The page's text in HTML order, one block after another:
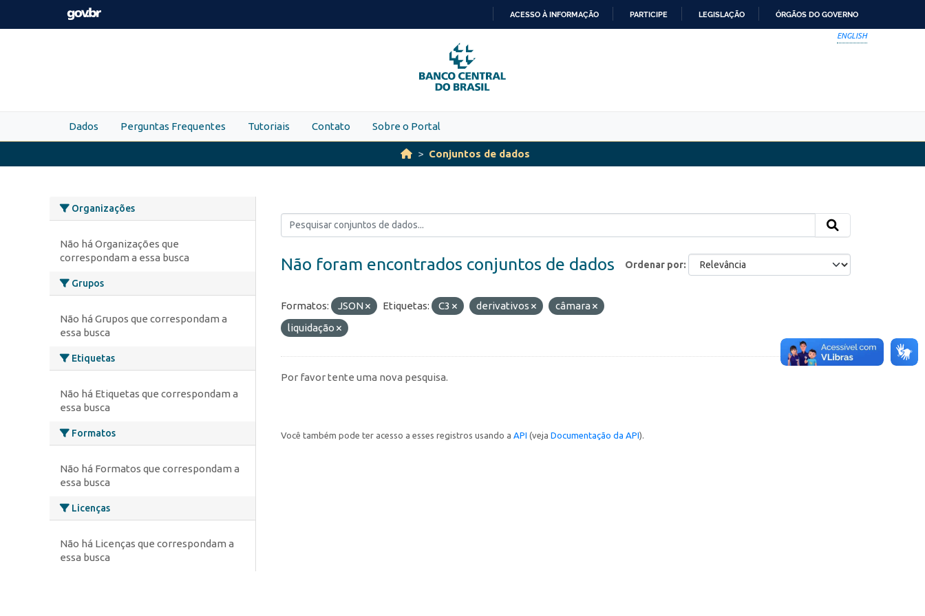
Skip to main content
PARA
O
CONTEÚDO
ACESSO À INFORMAÇÃO PARTICIPE LEGISLAÇÃO ÓRGÃOS DO GOVERNO
ENGLISH
Dados Perguntas Frequentes Tutoriais Contato Sobre o Portal
Conjuntos de dados
Organizações
Não há Organizações que
correspondam a essa busca
Grupos
Não há Grupos que correspondam a
essa busca
Etiquetas
Não há Etiquetas que correspondam a
essa busca
Formatos
Não há Formatos que correspondam a
essa busca
Licenças
Não há Licenças que correspondam a
essa busca
Ordenar por
Não foram encontrados conjuntos de dados
Formatos: JSON Etiquetas: C3 derivativos
câmara
liquidação
Por favor tente uma nova pesquisa.
Você também pode ter acesso a esses registros usando a API (veja Documentação da API).